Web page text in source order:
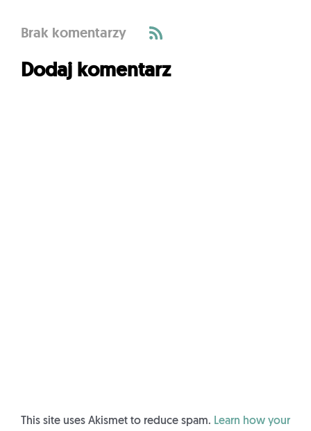
Brak komentarzy
Dodaj komentarz
This site uses Akismet to reduce spam. Learn how your